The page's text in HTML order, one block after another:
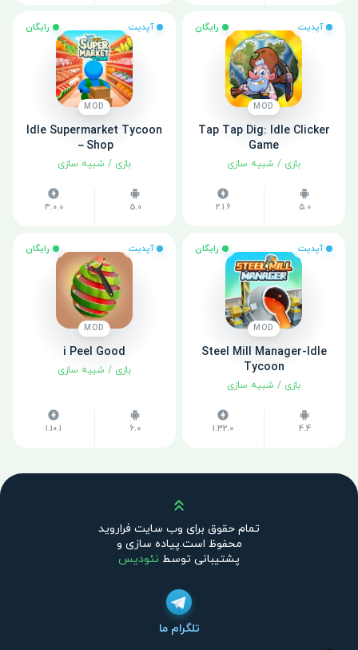
آپدیت رایگان
MOD
Tap Tap Dig: Idle Clicker
Game
بازی / شبیه سازی
5.0
2.1.6
آپدیت رایگان
MOD
Idle Supermarket Tycoon
－Shop
بازی / شبیه سازی
5.0
3.0.0
آپدیت رایگان
MOD
Steel Mill Manager-Idle
Tycoon
بازی / شبیه سازی
4.4
1.32.0
آپدیت رایگان
MOD
i Peel Good
بازی / شبیه سازی
6.0
1.10.1
بالا
تمام حقوق برای وب سایت فراروید
محفوظ است.پیاده سازی و
پشتیبانی توسط نئودیس
تلگرام ما